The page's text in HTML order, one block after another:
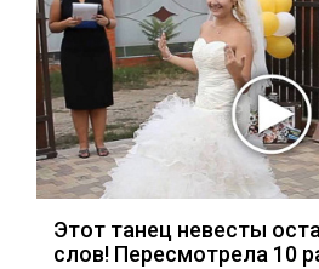
Этот танец невесты
слов! Пересмотрела 10